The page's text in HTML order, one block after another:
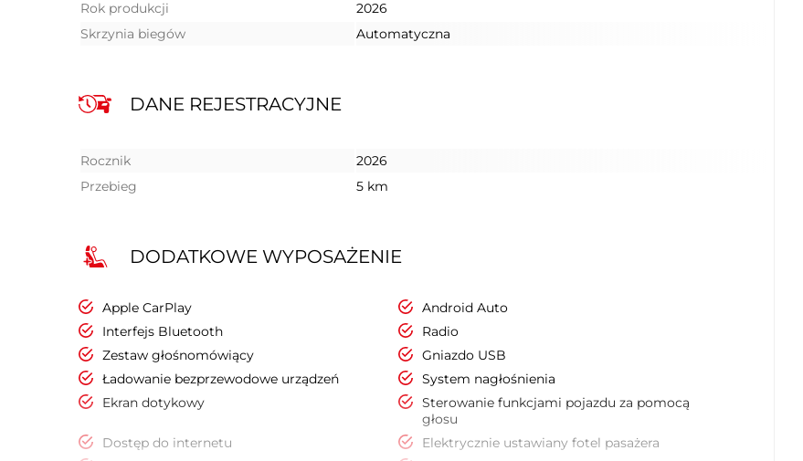
Rok produkcji
2026
Skrzynia biegów
Automatyczna
DANE REJESTRACYJNE
Rocznik
2026
Przebieg
5 km
DODATKOWE WYPOSAŻENIE
Apple CarPlay
Android Auto
Interfejs Bluetooth
Radio
Zestaw głośnomówiący
Gniazdo USB
Ładowanie bezprzewodowe urządzeń
System nagłośnienia
Ekran dotykowy
Sterowanie funkcjami pojazdu za pomocą
głosu
Dostęp do internetu
Elektrycznie ustawiany fotel pasażera